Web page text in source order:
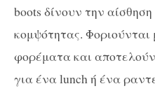
boots δίνουν την
κομψότητας. Φοριούνται
φορέματα και
για ένα lunch ή ένα